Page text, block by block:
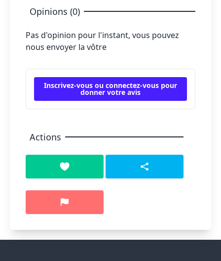
Opinions (0)
Pas d'opinion pour l'instant, vous pouvez
nous envoyer la vôtre
Inscrivez-vous ou connectez-vous pour
donner votre avis
Actions